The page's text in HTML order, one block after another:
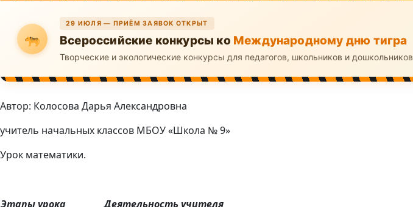
29 ИЮЛЯ — ПРИЁМ ЗАЯВОК ОТКРЫТ
Всероссийские конкурсы ко Международному дню тигра
Творческие и экологические конкурсы для педагогов, школьников и дошкольников
Автор: Колосова Дарья Александровна
учитель начальных классов МБОУ «Школа № 9»
Урок математики.
Этапы урока Деятельность учителя